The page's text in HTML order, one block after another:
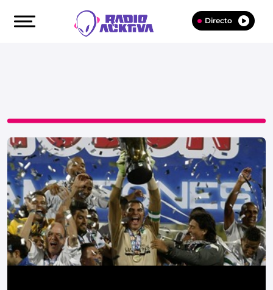
Directo